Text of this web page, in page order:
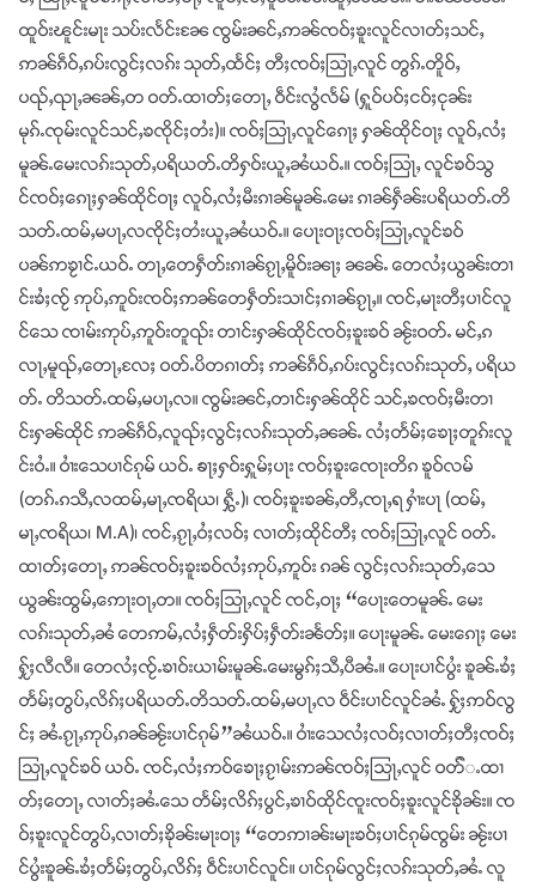
ထူဝ်းၽူင်းမႃး သပ်းလႅင်းၼႄ ၸွမ်းၼင်ႇဢၼ်ၸဝ်ႈၶူးလူင်လၢတ်ႈသင်ႇ
ဢၼ်ၵဵဝ်ႇၵပ်းလွင်ႈလၵ်း သုတ်ႇထႅင်ႈ တီႈၸဝ်ႈသြႃႇလူင် တွၵ်ႉတိူဝ်ႇ
ပၺ်ႇၺႃႇၼၼ်ႇတ ဝတ်ႉထၢတ်ႈတေႃႇ ဝဵင်းလွႆလႅမ် (ႁူဝ်ပဝ်ႈငဝ်ႈငုၼ်း
မုၵ်ႉၸုမ်းလူင်သင်ႇၶၸိုင်ႈတႆး)။ ၸဝ်ႈသြႃႇလူင်ၵေႃႈ ႁၼ်ထိုင်ဝႃႈ လူဝ်ႇလႆႈ
မူၼ်ႉမေးလၵ်းသုတ်ႇပရိယတ်ႉတိႁဝ်းယူႇၼႆယဝ်ႉ။ ၸဝ်ႈသြႃႇ လူင်ၶဝ်သွ
င်ၸဝ်ႈၵေႃႈႁၼ်ထိုင်ဝႃႈ လူဝ်ႇလႆႈမီးၵၢၼ်မူၼ်ႉမေး ၵၢၼ်ႁဵၼ်းပရိယတ်ႉတိ
သတ်ႉထမ်ႇမပႃႇလၸိုင်ႈတႆးယူႇၼႆယဝ်ႉ။ ပေႃးဝႃႈၸဝ်ႈသြႃႇလူင်ၶဝ်
ပၼ်ဢၶႂၢင်ႉယဝ်ႉ တႃႇတေႁဵတ်းၵၢၼ်ၵႂႃႇမိူဝ်းၼႃႈ ၼၼ်ႉ တေလႆႈယွၼ်းတၢ
င်းၶႆႈၸႂ် ဢုပ်ႇဢူဝ်းၸဝ်ႈဢၼ်တေႁဵတ်းသၢင်ႈၵၢၼ်ၵႂႃႇ။ ၸင်ႇမႃးတီႈပၢင်လူ
င်သေ ၸၢမ်းဢုပ်ႇဢူဝ်းတူၺ်း တၢင်းႁၼ်ထိုင်ၸဝ်ႈၶူးၶဝ် ၼႂ်းဝတ်ႉ မင်ႇၵ
လႃႇမူၺ်ႇတေႃႇလႄႈ ဝတ်ႉပိတၵၢတ်ႈ ဢၼ်ၵဵဝ်ႇၵပ်းလွင်ႈလၵ်းသုတ်ႇ ပရိယ
တ်ႉ တိသတ်ႉထမ်ႇမပႃႇလ။ ၸွမ်းၼင်ႇတၢင်းႁၼ်ထိုင် သင်ႇၶၸဝ်ႈမီးတၢ
င်းႁၼ်ထိုင် ဢၼ်ၵဵဝ်ႇလူၺ်ႈလွင်ႈလၵ်းသုတ်ႇၼၼ်ႉ လႆႈတႅမ်ႈၶေႃႈတူၵ်းလူ
င်းဝႆႉ။ ဝၢႆးသေပၢင်ၵုမ် ယဝ်ႉ ꧠႃႈႁဝ်းႁူမ်ႈပႃး ၸဝ်ႈၶူးၸေႃးတိၵ ၶူဝ်လမ်
(တၵ်ႉၵသီႇလထမ်ႇမႃႇၸရိယ၊ ႁွဵႉ)၊ ၸဝ်ႈၶူးၶၼ်ႇတီႇၸႃႇရ ႁၢႆးပႃ (ထမ်ႇ
မႃႇၸရိယ၊ M.A)၊ ၸင်ႇၵႂႃႇဝႆႈလဝ်ႈ လၢတ်ႈထိုင်တီႈ ၸဝ်ႈသြႃႇလူင် ဝတ်ႉ
ထၢတ်ႈတေႃႇ ဢၼ်ၸဝ်ႈၶူးၶဝ်လႆႈဢုပ်ႇဢူဝ်း ၵၼ် လွင်ႈလၵ်းသုတ်ႇသေ
ယွၼ်းထွမ်ႇဢေႃးဝႃႇတ။ ၸဝ်ႈသြႃႇလူင် ၸင်ႇဝႃႈ “ပေႃးတေမူၼ်ႉ မေး
လၵ်းသုတ်ႇၼႆ တေဢမ်ႇလႆႈႁဵတ်းႁိပ်ႈႁဵတ်းၼႅတ်ႈ။ ပေႃးမူၼ်ႉ မေးၵေႃႈ မေး
ႁႂ်ႈလီလီ။ တေလႆႈၸႂ်ႉၶၢဝ်းယၢမ်းမူၼ်ႉမေးမွၵ်ႈသီႇပီၼႆႉ။ ပေႃးပၢင်ပွႆး ၶူၼ်ႉၶႆႈ
တႅမ်ႈတွပ်ႇလိၵ်ႈပရိယတ်ႉတိသတ်ႉထမ်ႇမပႃႇလ ဝဵင်းပၢင်လူင်ၼႆႉ ႁႂ်ႈဢဝ်လွ
င်ႈ ၼႆႉၵႂႃႇဢုပ်ႇၵၼ်ၼႂ်းပၢင်ၵုမ်”ၼႆယဝ်ႉ။ ဝၢႆးသေလႆႈလဝ်ႈလၢတ်ႈတီႈၸဝ်ႈ
သြႃႇလူင်ၶဝ် ယဝ်ႉ ၸင်ႇလႆႈဢဝ်ၶေႃႈၵႂၢမ်းဢၼ်ၸဝ်ႈသြႃႇလူင် ဝတ််ႉထၢ
တ်ႈတေႃႇ လၢတ်ႈၼႆႉသေ တႅမ်ႈလိၵ်ႈပွင်ႇၶၢဝ်ထိုင်ၸူးၸဝ်ႈၶူးလူင်ၶိုၼ်း။ ၸ
ဝ်ႈၶူးလူင်တွပ်ႇလၢတ်ႈၶိုၼ်းမႃးဝႃႈ “တေဢၢၼ်းမႃးၶဝ်ႈပၢင်ၵုမ်ၸွမ်း ၼႂ်းပၢ
င်ပွႆးၶူၼ်ႉၶႆႈတႅမ်ႈတွပ်ႇလိၵ်ႈ ဝဵင်းပၢင်လူင်။ ပၢင်ၵုမ်လွင်ႈလၵ်းသုတ်ႇၼႆႉ လူ